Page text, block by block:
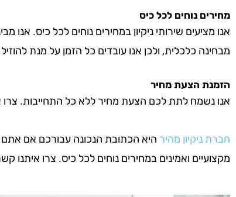
מחירים נוחים לכל כיס
אנו מציעים שירותי ניקיון במחירים נוחים לכל כיס. אנו
מבחינה כלכלית, ולכן אנו עובדים כל הזמן על מנת
הזמנת הצעת מחיר
אנו נשמח לתת לכם הצעת מחיר ללא כל התחייבות. צרו
חברת ניקיון מהיר היא הכתובת הנכונה עבורכם אם אתם
מקצועיים ואמינים במחירים נוחים לכל כיס. צרו איתנו